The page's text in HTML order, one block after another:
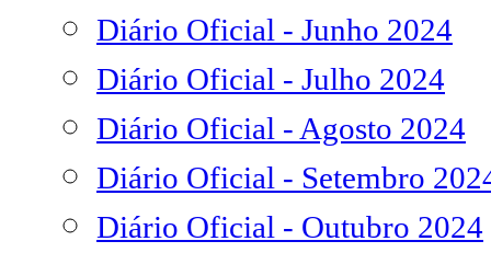
Diário Oficial - Junho 2024
Diário Oficial - Julho 2024
Diário Oficial - Agosto 2024
Diário Oficial - Setembro
Diário Oficial - Outubro 2024